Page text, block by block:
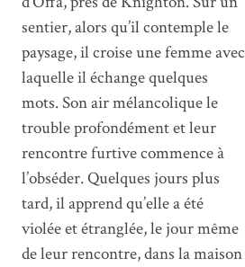
sentier, alors qu’il contemple le
paysage, il croise une femme avec
laquelle il échange quelques
mots. Son air mélancolique le
trouble profondément et leur
rencontre furtive commence à
l’obséder. Quelques jours plus
tard, il apprend qu’elle a été
violée et étranglée, le jour même
de leur rencontre, dans la maison